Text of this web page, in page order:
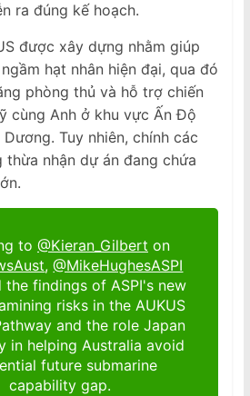
ra đúng kế hoạch.
được xây dựng nhằm giúp
hạt nhân hiện đại, qua đó
phòng thủ và hỗ trợ chiến
cùng Anh ở khu vực Ấn Độ
Tuy nhiên, chính các
thừa nhận dự án đang chứa
to @Kieran_Gilbert on
,@MikeHughesASPI
the findings of ASPI's new
risks in the AUKUS
and the role Japan
in helping Australia avoid
future submarine
capability gap.